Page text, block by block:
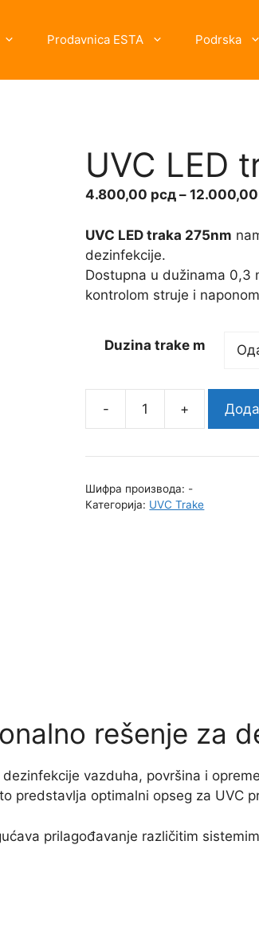
Prodavnica ESTA Podrska
UVC LED
4.800,00 рсд – 12.000,00
UVC LED traka 275nm
dezinfekcije.
Dostupna u dužinama 0,3
kontrolom struje i
Duzina trake m
traka
количина
Шифра производа: -
Категорија: UVC Trake
rešenje za
vazduha, površina i
predstavlja optimalni opseg za UVC
prilagođavanje različitim